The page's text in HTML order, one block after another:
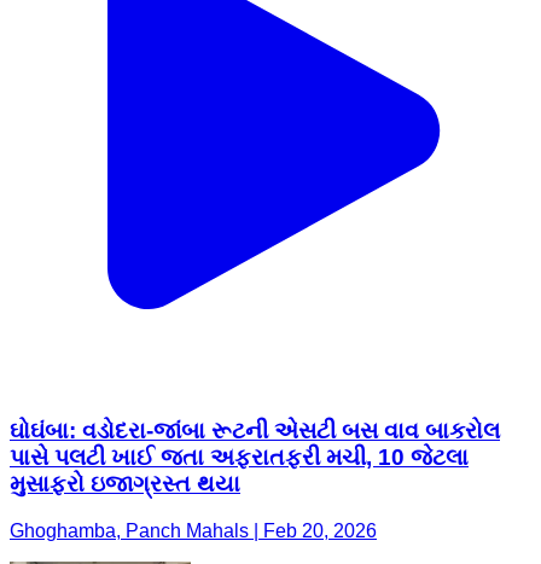
ઘોઘંબા: વડોદરા-જાંબા રૂટની એસટી બસ વાવ બાકરોલ
પાસે પલટી ખાઈ જતા અફરાતફરી મચી, 10 જેટલા
મુસાફરો ઇજાગ્રસ્ત થયા
Ghoghamba, Panch Mahals | Feb 20, 2026